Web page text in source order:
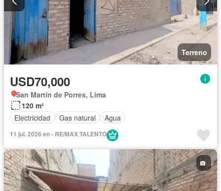
Terreno
USD70,000
San Martín de Porres, Lima
120 m²
Electricidad
Gas natural Agua
11 jul. 2026 en - RE/MAX TALENTO